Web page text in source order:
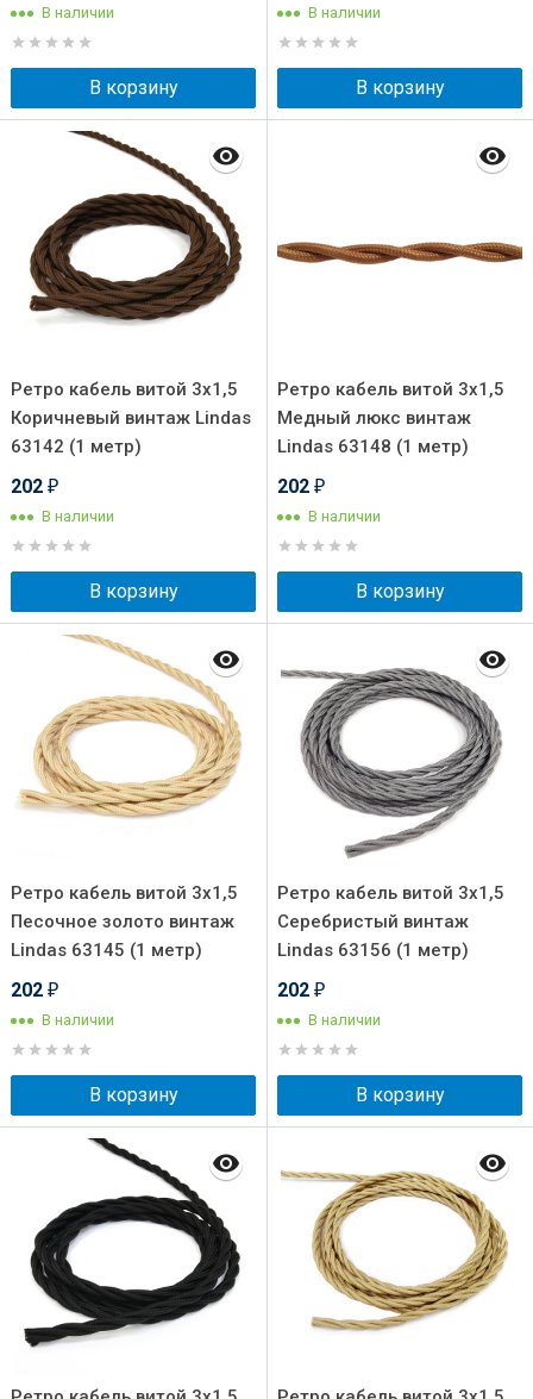
В наличии
В корзину
В наличии
В корзину
Ретро кабель витой 3x1,5
Коричневый винтаж Lindas
63142 (1 метр)
202 ₽
В наличии
В корзину
Ретро кабель витой 3x1,5
Медный люкс винтаж
Lindas 63148 (1 метр)
202 ₽
В наличии
В корзину
Ретро кабель витой 3x1,5
Песочное золото винтаж
Lindas 63145 (1 метр)
202 ₽
В наличии
В корзину
Ретро кабель витой 3x1,5
Серебристый винтаж
Lindas 63156 (1 метр)
202 ₽
В наличии
В корзину